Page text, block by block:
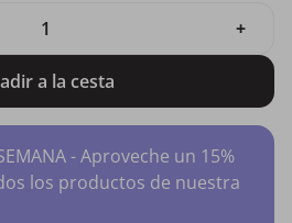
+
a la cesta
- Aproveche un 15%
los productos de nuestra